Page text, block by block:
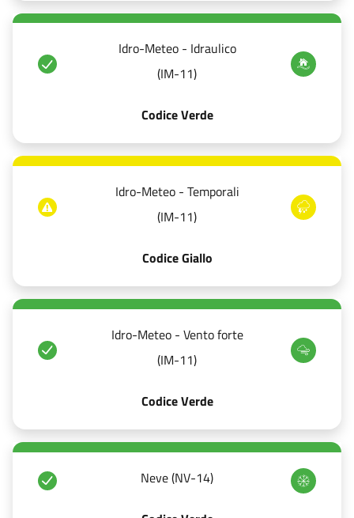
Idro-Meteo - Idraulico
(IM-11)
Codice Verde
Idro-Meteo - Temporali
(IM-11)
Codice Giallo
Idro-Meteo - Vento forte
(IM-11)
Codice Verde
Neve (NV-14)